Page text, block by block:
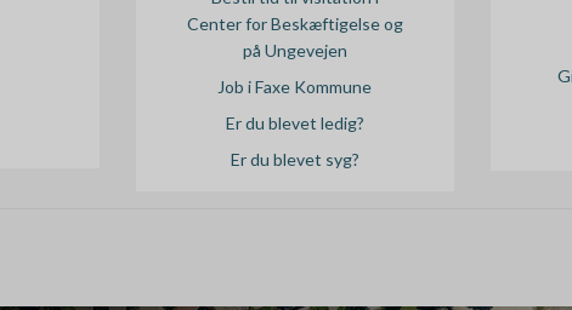
Center for Beskæftigelse og
på Ungevejen
Job i Faxe Kommune
Er du blevet ledig?
Er du blevet syg?